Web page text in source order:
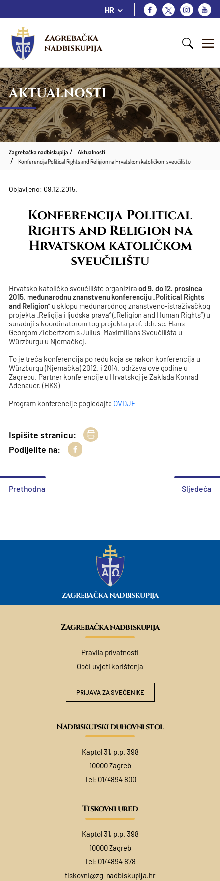
HR
Zagrebačka
nadbiskupija
AKTUALNOSTI
Zagrebačka nadbiskupija
Aktualnosti
Konferencija Political Rights and Religion na Hrvatskom katoličkom sveučilištu
Objavljeno: 09.12.2015.
Konferencija Political
Rights and Religion na
Hrvatskom katoličkom
sveučilištu
Hrvatsko katoličko sveučilište organiziraod 9. do 12. prosinca
2015. međunarodnu znanstvenu konferenciju„Political Rights
and Religion“ u sklopu međunarodnog znanstveno-istraživačkog
projekta „Religija i ljudska prava“ („Religion and Human Rights“) u
suradnji s koordinatorom tog projekta prof. ddr. sc. Hans-
Georgom Ziebertzom s Julius-Maximilians Sveučilišta u
Würzburgu u Njemačkoj.
To je treća konferencija po redu koja se nakon konferencija u
Würzburgu (Njemačka) 2012. i 2014. održava ove godine u
Zagrebu. Partner konferencije u Hrvatskoj je Zaklada Konrad
Adenauer. (HKS)
Program konferencije pogledajte OVDJE
Ispišite stranicu:
Podijelite na:
Prethodna Sljedeća
ZAGREBAČKA NADBISKUPIJA
Zagrebačka nadbiskupija
Pravila privatnosti
Opći uvjeti korištenja
PRIJAVA ZA SVEĆENIKE
Nadbiskupski duhovni stol
Kaptol 31, p.p. 398
10000 Zagreb
Tel: 01/4894 800
Tiskovni ured
Kaptol 31, p.p. 398
10000 Zagreb
Tel: 01/4894 878
tiskovni@zg-nadbiskupija.hr